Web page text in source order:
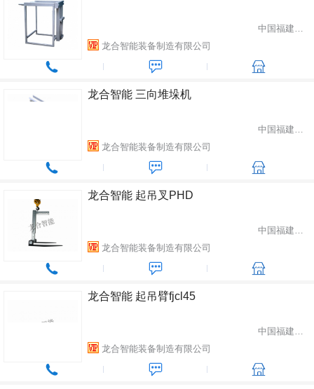
中国福建省龙岩市
龙合智能装备制造有限公司
龙合智能 三向堆垛机
中国福建省龙岩市
龙合智能装备制造有限公司
龙合智能 起吊叉PHD
中国福建省龙岩市
龙合智能装备制造有限公司
龙合智能 起吊臂fjcl45
中国福建省龙岩市
龙合智能装备制造有限公司